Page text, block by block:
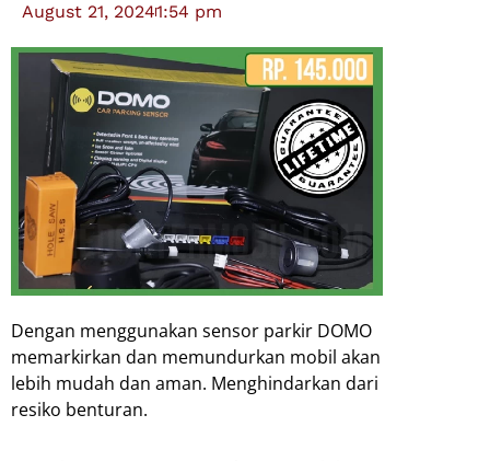
August 21, 20241:54 pm
Dengan menggunakan sensor parkir DOMO
memarkirkan dan memundurkan mobil akan
lebih mudah dan aman. Menghindarkan dari
resiko benturan.